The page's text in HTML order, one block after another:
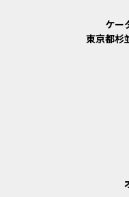
ケー
東京都杉